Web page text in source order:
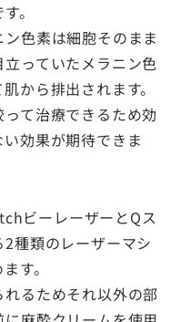
。
色素は細胞そのまま
っていたメラニン色
から排出されます。
て治療できるため効
効果が期待できま
ビーレーザーとQス
種類のレーザーマシ
す。
るためそれ以外の部